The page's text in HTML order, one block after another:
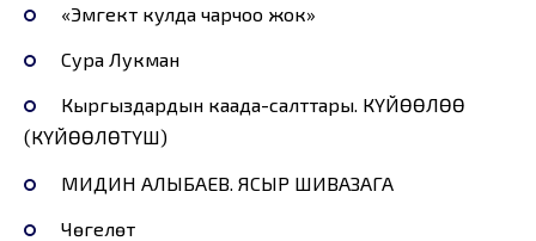
«Эмгектүү кулда чарчоо жок»
Сура Лукман
Кыргыздардын каада-салттары. КҮЙӨӨЛӨӨ
(КҮЙӨӨЛӨТҮШ)
МИДИН АЛЫБАЕВ. ЯСЫР ШИВАЗАГА
Чөгелөтүү